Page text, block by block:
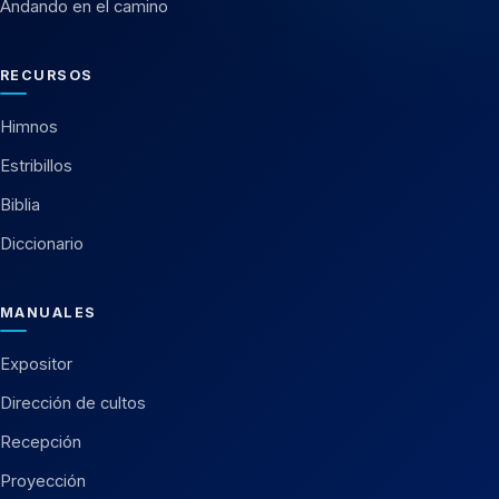
Andando en el camino
RECURSOS
Himnos
Estribillos
Biblia
Diccionario
MANUALES
Expositor
Dirección de cultos
Recepción
Proyección